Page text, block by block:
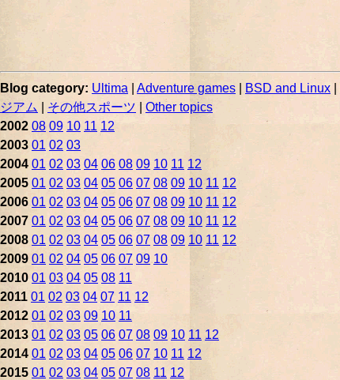
Blog category: Ultima Adventure games BSD and Linux
ジアム
その他スポーツ
Other topics
2002 08 09 10 11 12
2003 01 02 03
2004 01 02 03 04 06 08 09 10 11 12
2005 01 02 03 04 05 06 07 08 09 10 11 12
2006 01 02 03 04 05 06 07 08 09 10 11 12
2007 01 02 03 04 05 06 07 08 09 10 11 12
2008 01 02 03 04 05 06 07 08 09 10 11 12
2009 01 02 04 05 06 07 09 10
2010 01 03 04 05 08 11
2011 01 02 03 04 07 11 12
2012 01 02 03 09 10 11
2013 01 02 03 05 06 07 08 09 10 11 12
2014 01 02 03 04 05 06 07 10 11 12
2015 01 02 03 04 05 07 08 11 12